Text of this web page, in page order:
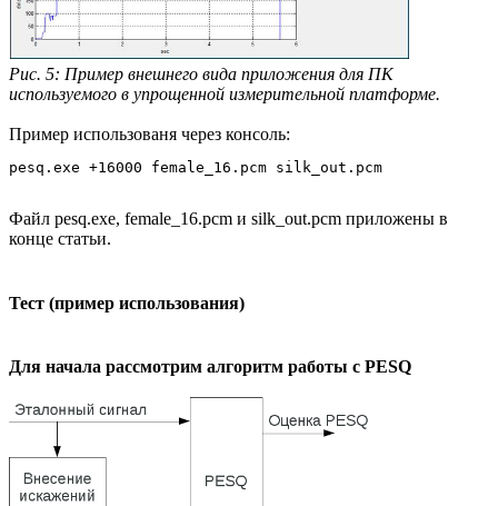
Рис. 5: Пример внешнего вида приложения для ПК
используемого в упрощенной измерительной платформе.
Пример использованя через консоль:
Файл pesq.exe, female_16.pcm и silk_out.pcm приложены в
конце статьи.
Тест (пример использования)
Для начала рассмотрим алгоритм работы с PESQ